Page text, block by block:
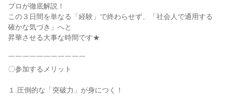
プロが徹底解説！
この３日間を単なる「経験」で終わらせず、「社会人で通用する
確かな気づき」へと
昇華させる大事な時間です★
￣￣￣￣￣￣￣￣￣￣￣
〇参加するメリット
１.圧倒的な「突破力」が身につく！